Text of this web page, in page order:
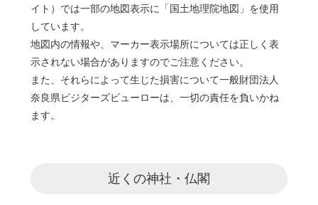
イト）では一部の地図表示に「国土地理院地図」を使用
しています。
地図内の情報や、マーカー表示場所については正しく表
示されない場合がありますのでご注意ください。
また、それらによって生じた損害について一般財団法人
奈良県ビジターズビューローは、一切の責任を負いかね
ます。
近くの神社・仏閣